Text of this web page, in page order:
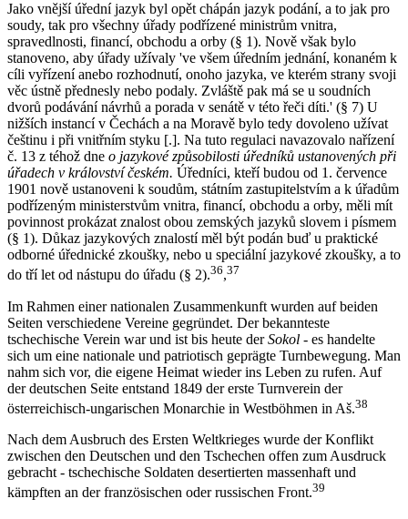
Jako vnější úřední jazyk byl opět chápán jazyk podání, a to jak pro
soudy, tak pro všechny úřady podřízené ministrům vnitra,
spravedlnosti, financí, obchodu a orby (§ 1). Nově však bylo
stanoveno, aby úřady užívaly 've všem úředním jednání, konaném k
cíli vyřízení anebo rozhodnutí, onoho jazyka, ve kterém strany svoji
věc ústně přednesly nebo podaly. Zvláště pak má se u soudních
dvorů podávání návrhů a porada v senátě v této řeči díti.' (§ 7) U
nižších instancí v Čechách a na Moravě bylo tedy dovoleno užívat
češtinu i při vnitřním styku [.]. Na tuto regulaci navazovalo nařízení
č. 13 z téhož dne o jazykové způsobilosti úředníků ustanovených při
úřadech v království českém. Úředníci, kteří budou od 1. července
1901 nově ustanoveni k soudům, státním zastupitelstvím a k úřadům
podřízeným ministerstvům vnitra, financí, obchodu a orby, měli mít
povinnost prokázat znalost obou zemských jazyků slovem i písmem
(§ 1). Důkaz jazykových znalostí měl být podán buď u praktické
odborné úřednické zkoušky, nebo u speciální jazykové zkoušky, a to
do tří let od nástupu do úřadu (§ 2).36,37
Im Rahmen einer nationalen Zusammenkunft wurden auf beiden
Seiten verschiedene Vereine gegründet. Der bekannteste
tschechische Verein war und ist bis heute derSokol - es handelte
sich um eine nationale und patriotisch geprägte Turnbewegung. Man
nahm sich vor, die eigene Heimat wieder ins Leben zu rufen. Auf
der deutschen Seite entstand 1849 der erste Turnverein der
österreichisch-ungarischen Monarchie in Westböhmen in Aš.38
Nach dem Ausbruch des Ersten Weltkrieges wurde der Konflikt
zwischen den Deutschen und den Tschechen offen zum Ausdruck
gebracht - tschechische Soldaten desertierten massenhaft und
kämpften an der französischen oder russischen Front.39